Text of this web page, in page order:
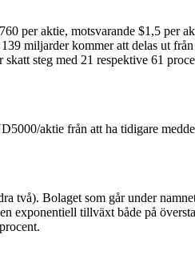
per aktie, motsvarande $1,5 per
miljarder kommer att delas ut
steg med 21 respektive 61
aktie från att ha tidigare
två). Bolaget som går under
tillväxt både på